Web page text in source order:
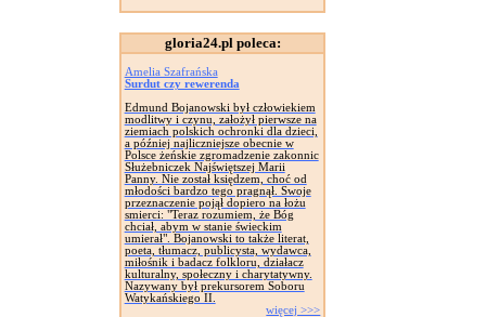
gloria24.pl poleca:
Amelia Szafrańska
Surdut czy rewerenda
Edmund Bojanowski był człowiekiem
modlitwy i czynu, założył pierwsze na
ziemiach polskich ochronki dla dzieci,
a później najliczniejsze obecnie w
Polsce żeńskie zgromadzenie zakonnic
Służebniczek Najświętszej Marii
Panny. Nie został księdzem, choć od
młodości bardzo tego pragnął. Swoje
przeznaczenie pojął dopiero na łożu
smierci: "Teraz rozumiem, że Bóg
chciał, abym w stanie świeckim
umierał". Bojanowski to także literat,
poeta, tłumacz, publicysta, wydawca,
miłośnik i badacz folkloru, działacz
kulturalny, społeczny i charytatywny.
Nazywany był prekursorem Soboru
Watykańskiego II.
więcej >>>